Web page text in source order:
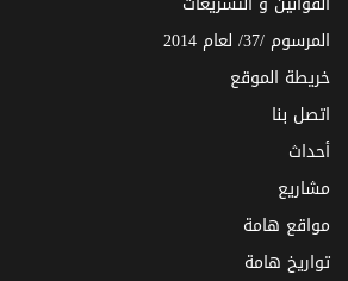
المرسوم /37/ لعام 2014
خريطة الموقع
اتصل بنا
أحداث
مشاريع
مواقع هامة
تواريخ هامة